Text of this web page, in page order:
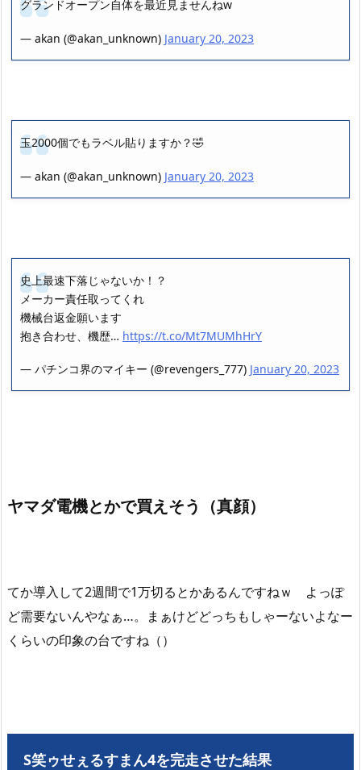
グランドオープン自体を最近見ませんねw
— akan (@akan_unknown) January 20, 2023
玉2000個でもラベル貼りますか？🤣
— akan (@akan_unknown) January 20, 2023
史上最速下落じゃないか！？
メーカー責任取ってくれ
機械台返金願います
抱き合わせ、機歴… https://t.co/Mt7MUMhHrY
— パチンコ界のマイキー (@revengers_777) January 20, 2023
ヤマダ電機とかで買えそう（真顔）
てか導入して2週間で1万切るとかあるんですねｗ よっぽ
ど需要ないんやなぁ…。まぁけどどっちもしゃーないよなー
くらいの印象の台ですね（）
S笑ゥせぇるすまん4を完走させた結果